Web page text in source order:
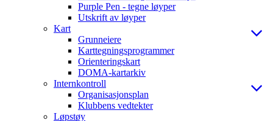
Purple Pen - tegne løyper
Utskrift av løyper
Kart
Grunneiere
Karttegningsprogrammer
Orienteringskart
DOMA-kartarkiv
Internkontroll
Organisasjonsplan
Klubbens vedtekter
Løpstøy